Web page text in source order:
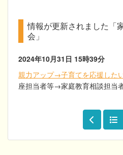
情報が更新されました「
会」
2024年10月31日 15時39分
親力アップ→子育てを応援した
座担当者等→家庭教育相談担当